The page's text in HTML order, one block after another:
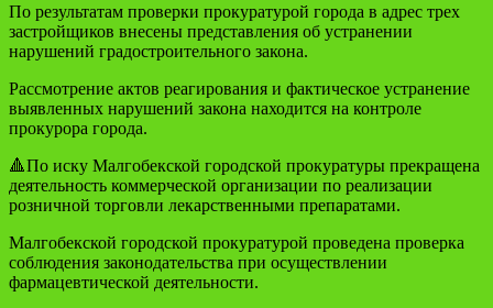
По результатам проверки прокуратурой города в адрес трех
застройщиков внесены представления об устранении
нарушений градостроительного закона.
Рассмотрение актов реагирования и фактическое устранение
выявленных нарушений закона находится на контроле
прокурора города.
🔺По иску Малгобекской городской прокуратуры прекращена
деятельность коммерческой организации по реализации
розничной торговли лекарственными препаратами.
Малгобекской городской прокуратурой проведена проверка
соблюдения законодательства при осуществлении
фармацевтической деятельности.